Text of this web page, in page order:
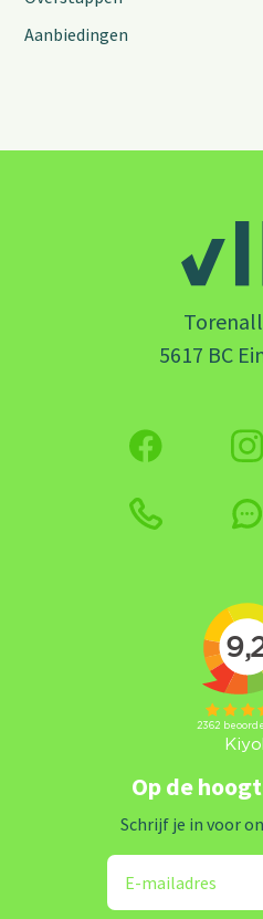
Aanbiedingen
5617 BC
Op de
Schrijf je in voor